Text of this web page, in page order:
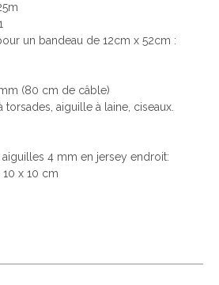
un bandeau de 12cm x 52cm :
(80 cm de câble)
torsades, aiguille à laine, ciseaux.
4 mm en jersey endroit:
x 10 cm